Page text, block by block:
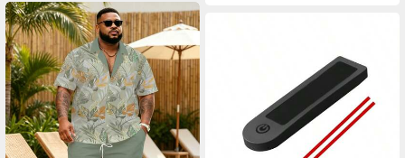
Uygundur, Otomatik Tırna
k Makası, Evcil Hayvan Tır
nak Törpüsü, İnsancıl Ta
sarım, Basit Kullanım, Da
yanıklı, Çekici Görünüm, K
ullanımı Kolay, Taşınabilir,
Düşük Gürültü, Pil ile Çalış
ır (2 AAA Pil Dahil Değildi
r), Köpekler ve Kediler İçi
n Olmazsa Olmaz
üstü Akvaryum Sergisi, R
ahatlatıcı Ambiyans Işığı,
Anahtar Kontrollü